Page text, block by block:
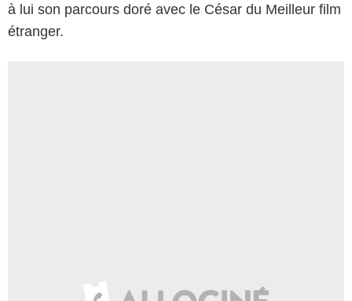
à lui son parcours doré avec le César du Meilleur film
étranger.